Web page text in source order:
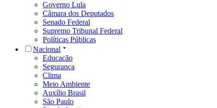
Governo Lula
Câmara dos Deputados
Senado Federal
Supremo Tribunal Federal
Políticas Públicas
Nacional
Educação
Segurança
Clima
Meio Ambiente
Auxílio Brasil
São Paulo